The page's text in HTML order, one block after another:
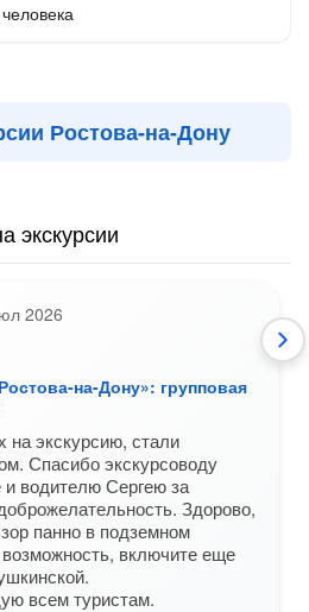
Ростова-на-Дону
экскурсии
2026
на-Дону»: групповая
на экскурсию, стали
Спасибо экскурсоводу
водителю Сергею за
Здорово,
панно в подземном
включите еще
всем туристам.